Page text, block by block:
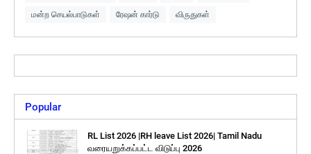
மன்ற செயல்பாடுகள் ரேஷன் கார்டு விருதுகள்
Popular
RL List 2026 |RH leave List 2026| Tamil Nadu
வரையறுக்கப்பட்ட விடுப்பு 2026